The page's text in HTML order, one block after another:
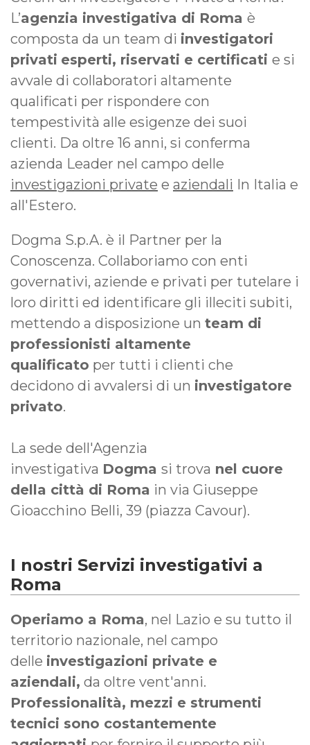
L’agenzia investigativa di Roma è
composta da un team di investigatori
privati esperti, riservati e certificati e si
avvale di collaboratori altamente
qualificati per rispondere con
tempestività alle esigenze dei suoi
clienti. Da oltre 16 anni, si conferma
azienda Leader nel campo delle
investigazioni private e aziendali In Italia e
all'Estero.
Dogma S.p.A. è il Partner per la
Conoscenza. Collaboriamo con enti
governativi, aziende e privati per tutelare i
loro diritti ed identificare gli illeciti subiti,
mettendo a disposizione un team di
professionisti altamente
qualificato per tutti i clienti che
decidono di avvalersi di un investigatore
privato.
La sede dell'Agenzia
investigativa Dogma si trova nel cuore
della città di Roma in via Giuseppe
Gioacchino Belli, 39 (piazza Cavour).
I nostri Servizi investigativi a
Roma
Operiamo a Roma, nel Lazio e su tutto il
territorio nazionale, nel campo
delle investigazioni private e
aziendali, da oltre vent'anni.
Professionalità, mezzi e strumenti
tecnici sono costantemente